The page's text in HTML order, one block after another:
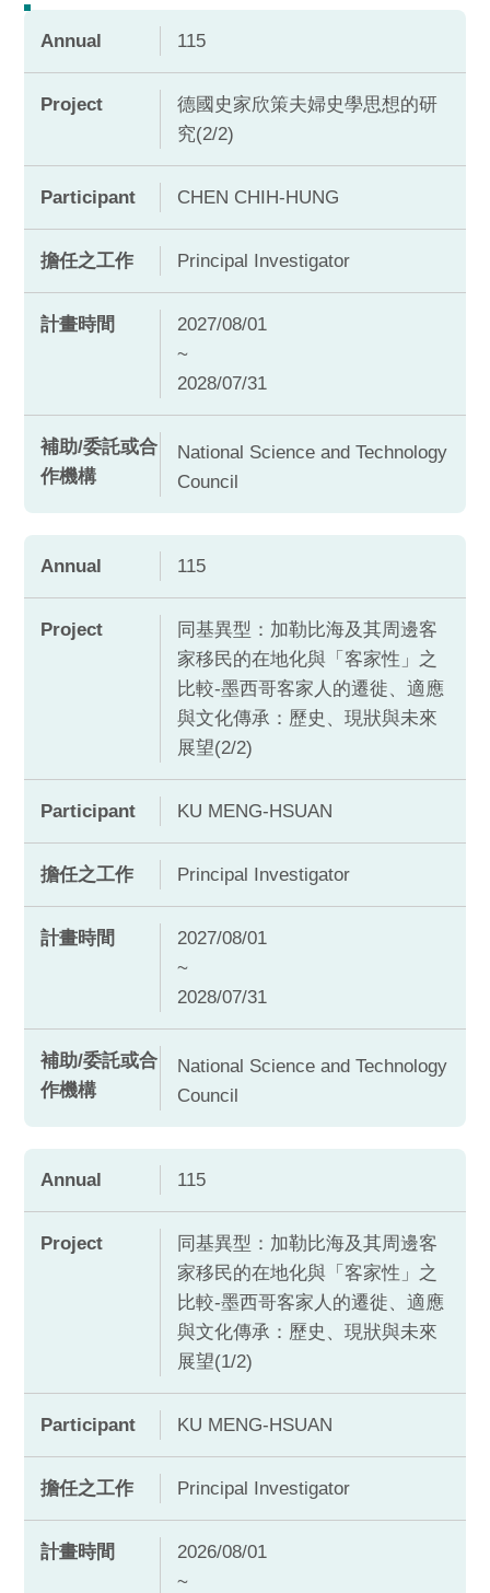
Annual 115
Project
德國史家欣策夫婦史學思想的研
究(2/2)
Participant CHEN CHIH-HUNG
擔任之工作 Principal Investigator
計畫時間
2027/08/01
~
2028/07/31
補助/委託或合
作機構
National Science and Technology
Council
Annual 115
Project
同基異型：加勒比海及其周邊客
家移民的在地化與「客家性」之
比較-墨西哥客家人的遷徙、適應
與文化傳承：歷史、現狀與未來
展望(2/2)
Participant KU MENG-HSUAN
擔任之工作 Principal Investigator
計畫時間
2027/08/01
~
2028/07/31
補助/委託或合
作機構
National Science and Technology
Council
Annual 115
Project
同基異型：加勒比海及其周邊客
家移民的在地化與「客家性」之
比較-墨西哥客家人的遷徙、適應
與文化傳承：歷史、現狀與未來
展望(1/2)
Participant KU MENG-HSUAN
擔任之工作 Principal Investigator
計畫時間
2026/08/01
~